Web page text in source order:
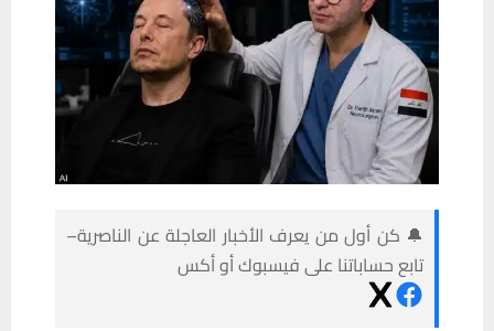
🔔 كن أول من يعرف الأخبار العاجلة عن الناصرية–
تابع حساباتنا على فيسبوك أو أكس